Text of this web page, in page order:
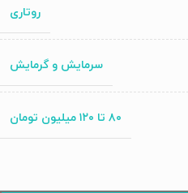
روتاری
سرمایش و گرمایش
۸۰ تا ۱۲۰ میلیون تومان